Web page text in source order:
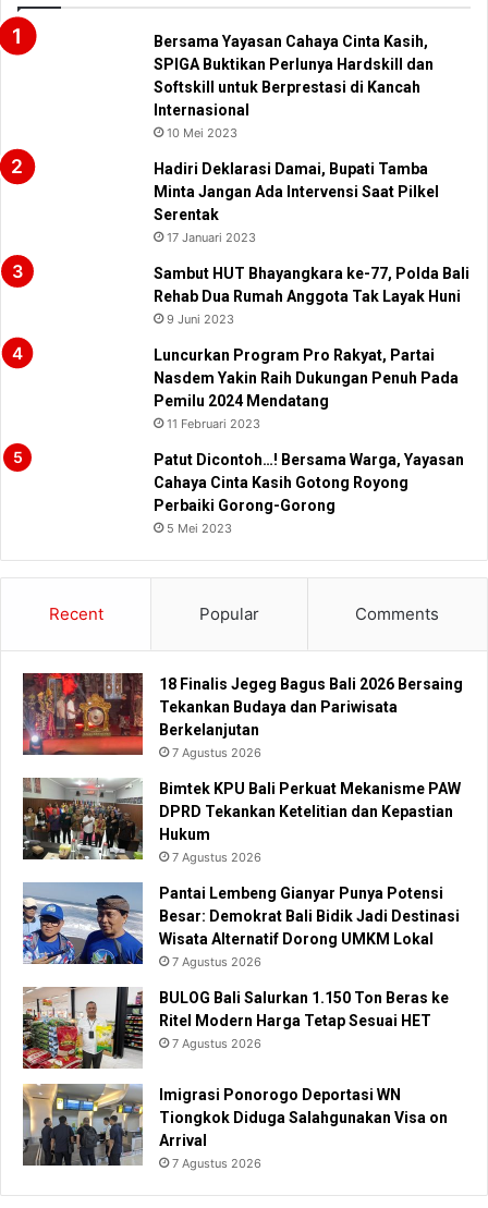
Bersama Yayasan Cahaya Cinta Kasih,
SPIGA Buktikan Perlunya Hardskill dan
Softskill untuk Berprestasi di Kancah
Internasional
10 Mei 2023
Hadiri Deklarasi Damai, Bupati Tamba
Minta Jangan Ada Intervensi Saat Pilkel
Serentak
17 Januari 2023
Sambut HUT Bhayangkara ke-77, Polda Bali
Rehab Dua Rumah Anggota Tak Layak Huni
9 Juni 2023
Luncurkan Program Pro Rakyat, Partai
Nasdem Yakin Raih Dukungan Penuh Pada
Pemilu 2024 Mendatang
11 Februari 2023
Patut Dicontoh…! Bersama Warga, Yayasan
Cahaya Cinta Kasih Gotong Royong
Perbaiki Gorong-Gorong
5 Mei 2023
Recent Popular Comments
18 Finalis Jegeg Bagus Bali 2026 Bersaing
Tekankan Budaya dan Pariwisata
Berkelanjutan
7 Agustus 2026
Bimtek KPU Bali Perkuat Mekanisme PAW
DPRD Tekankan Ketelitian dan Kepastian
Hukum
7 Agustus 2026
Pantai Lembeng Gianyar Punya Potensi
Besar: Demokrat Bali Bidik Jadi Destinasi
Wisata Alternatif Dorong UMKM Lokal
7 Agustus 2026
BULOG Bali Salurkan 1.150 Ton Beras ke
Ritel Modern Harga Tetap Sesuai HET
7 Agustus 2026
Imigrasi Ponorogo Deportasi WN
Tiongkok Diduga Salahgunakan Visa on
Arrival
7 Agustus 2026